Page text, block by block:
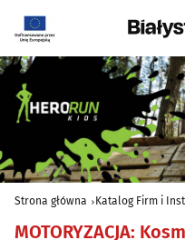
Strona główna Katalog Firm i
MOTORYZACJA: